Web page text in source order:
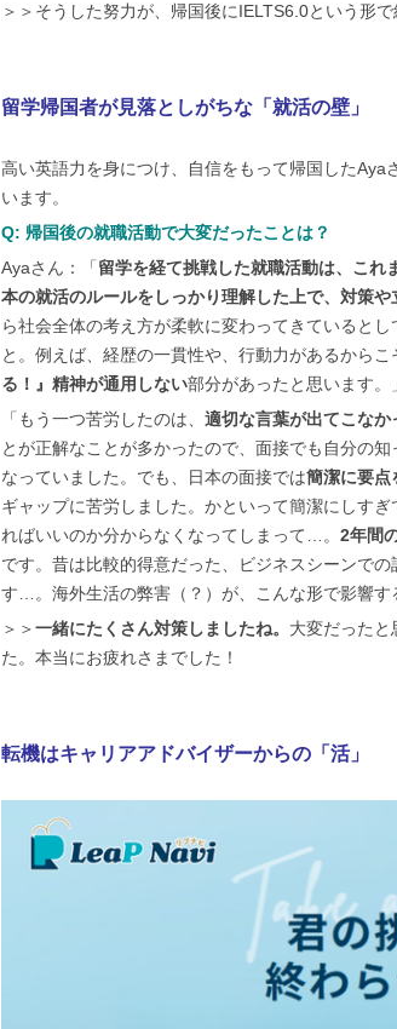
＞＞そうした努力が、帰国後にIELTS6.0という形
留学帰国者が見落としがちな「就活の壁」
高い英語力を身につけ、自信をもって帰国した
います。
Q: 帰国後の就職活動で大変だったことは？
Ayaさん：「留学を経て挑戦した就職活動は、これ
本の就活のルールをしっかり理解した上で、対策や
ら社会全体の考え方が柔軟に変わってきていると
と。例えば、経歴の一貫性や、行動力があるからこ
る！』精神が通用しない部分があったと思います。」
「もう一つ苦労したのは、 適切な言葉が出てこなか
とが正解なことが多かったので、面接でも自分の
なっていました。でも、日本の面接では簡潔に要点
ギャップに苦労しました。かといって簡潔にしす
ればいいのか分からなくなってしまって…。 2年間
です。昔は比較的得意だった、ビジネスシーンで
す…。海外生活の弊害（？）が、こんな形で影響す
＞＞一緒にたくさん対策しましたね。 大変だったと
た。本当にお疲れさまでした！
転機はキャリアアドバイザーからの「活」